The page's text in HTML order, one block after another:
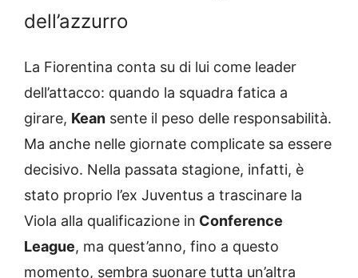
dell’azzurro
La Fiorentina conta su di lui come leader
dell’attacco: quando la squadra fatica a
girare, Kean sente il peso delle responsabilità.
Ma anche nelle giornate complicate sa essere
decisivo. Nella passata stagione, infatti, è
stato proprio l’ex Juventus a trascinare la
Viola alla qualificazione in Conference
League, ma quest’anno, fino a questo
momento, sembra suonare tutta un’altra